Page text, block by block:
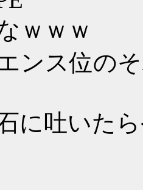
ｗｗｗ
ンス位の
に吐いた